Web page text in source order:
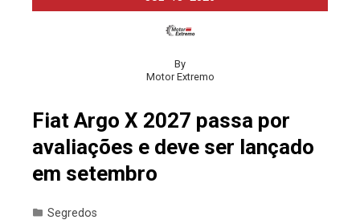
By
Motor Extremo
Fiat Argo X 2027 passa por
avaliações e deve ser lançado
em setembro
Segredos